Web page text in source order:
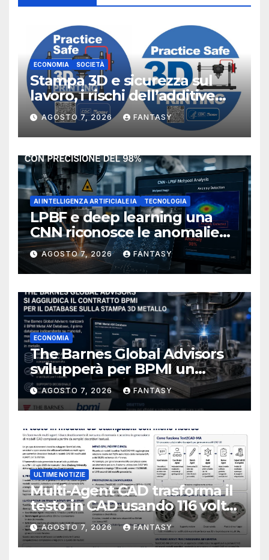
ECONOMIA SOCIETÀ
Stampa 3D e sicurezza sul
lavoro, i rischi dell’additive
manufacturing secondo
NIOSH
AGOSTO 7, 2026 FANTASY
AI INTELLIGENZA ARTIFICIALE IA TECNOLOGIA
LPBF e deep learning una
CNN riconosce le anomalie
del bagno di fusione
AGOSTO 7, 2026 FANTASY
ECONOMIA
The Barnes Global Advisors
svilupperà per BPMI un
database per la stampa 3D
metallica destinata alla filiera
navale statunitense
AGOSTO 7, 2026 FANTASY
ULTIME NOTIZIE
Multi-Agent CAD trasforma il
testo in CAD usando 116 volte
meno token
AGOSTO 7, 2026 FANTASY